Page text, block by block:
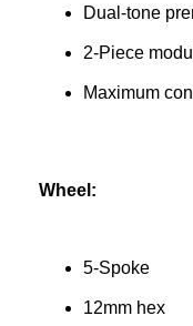
Dual-tone
2-Piece
Maximum
Wheel:
5-Spoke
12mm hex